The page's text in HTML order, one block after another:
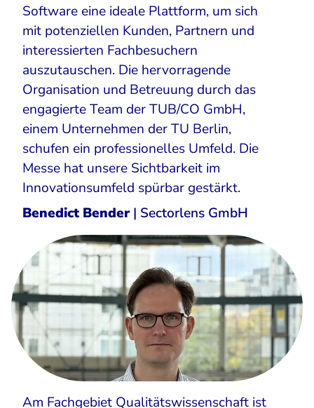
Software eine ideale Plattform, um sich
mit potenziellen Kunden, Partnern und
interessierten Fachbesuchern
auszutauschen. Die hervorragende
Organisation und Betreuung durch das
engagierte Team der TUB/CO GmbH,
einem Unternehmen der TU Berlin,
schufen ein professionelles Umfeld. Die
Messe hat unsere Sichtbarkeit im
Innovationsumfeld spürbar gestärkt.
Benedict Bender| Sectorlens GmbH
Am Fachgebiet Qualitätswissenschaft ist